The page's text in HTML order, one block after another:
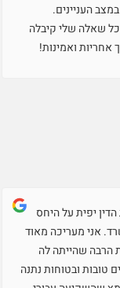
העניינים.
כל שאלה שלי קיבלה
אחריות ואמינות!
יפית על היחס
אני מעריכה מאוד
הרבה שהייתה לה
טובות ובטוחות נתנה